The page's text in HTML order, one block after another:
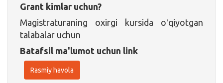
Grant kimlar uchun?
Magistraturaning oxirgi kursida oʻqiyotgan
talabalar uchun
Batafsil ma'lumot uchun link
Rasmiy havola